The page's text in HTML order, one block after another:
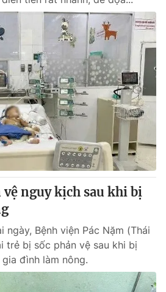
lai
Infographic
Shorts video
vệ nguy kịch sau khi bị
ngày, Bệnh viện Pác Nặm (Thái
trẻ bị sốc phản vệ sau khi bị
đình làm nông.